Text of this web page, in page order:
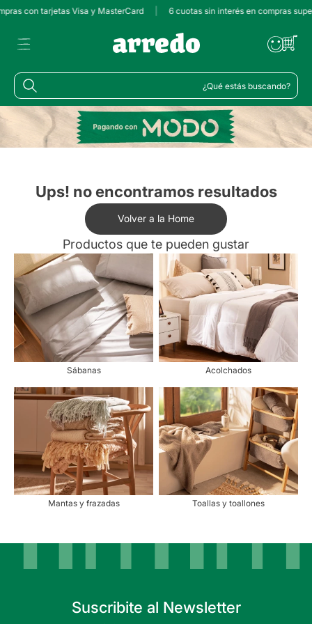
con tarjetas Visa y MasterCard 6 cuotas sin interés en compras
¿Qué estás buscando?
Ups! no encontramos resultados
Volver a la Home
Productos que te pueden gustar
Sábanas Acolchados
Mantas y frazadas Toallas y toallones
Suscribite al Newsletter